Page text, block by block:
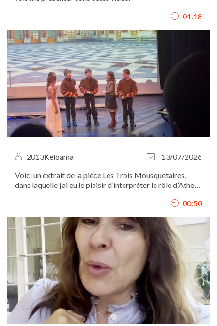
01:18
2013Keloama
13/07/2026
Voici un extrait de la pièce Les Trois Mousquetaires,
dans laquelle j’ai eu le plaisir d’interpréter le rôle d’Athos.
00:50